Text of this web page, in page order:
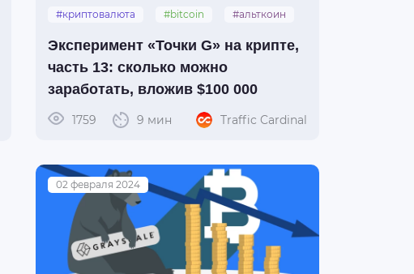
#криптовалюта #bitcoin
#альткоин
Эксперимент «Точки G» на крипте,
часть 13: сколько можно
заработать, вложив $100 000
1759 9 мин Traffic Cardinal
02 февраля 2024